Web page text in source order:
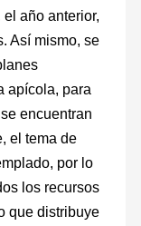
año anterior,
Así mismo, se
apícola, para
encuentran
el tema de
por lo
los recursos
que distribuye